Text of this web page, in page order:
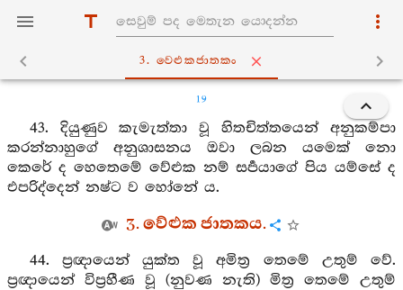
3. වෙළුකජාතකං
19
43. දියුණුව කැමැත්තා වූ හිතචිත්තයෙන් අනුකම්පා
කරන්නාහුගේ අනුශාසනය ඔවා ලබන යමෙක් නො
කෙරේ ද හෙතෙමේ වේළුක නම් සර්‍පයාගේ පිය යම්සේ ද
එපරිද්දෙන් නෂ්ට ව හෝනේ ය.
3. වේළුක ජාතකය.
44. ප්‍රඥායෙන් යුක්ත වූ අමිත්‍ර තෙමේ උතුම් වේ.
ප්‍රඥායෙන් විප්‍රහීණ වූ (නුවණ නැති) මිත්‍ර තෙමේ උතුම්